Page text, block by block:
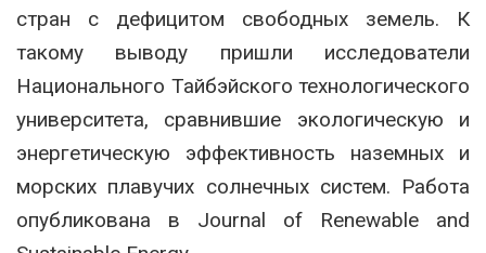
стран с дефицитом свободных земель. К
такому выводу пришли исследователи
Национального Тайбэйского технологического
университета, сравнившие экологическую и
энергетическую эффективность наземных и
морских плавучих солнечных систем. Работа
опубликована в Journal of Renewable and